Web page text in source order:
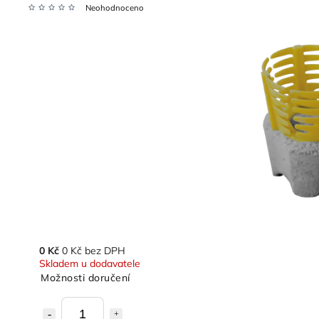
Neohodnoceno
0 Kč 0 Kč bez DPH
Skladem u dodavatele
Možnosti doručení